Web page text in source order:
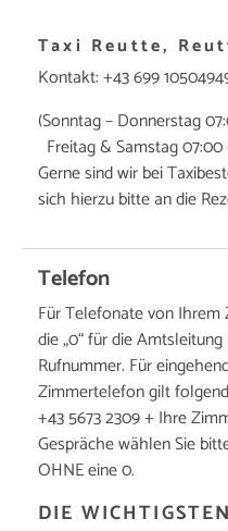
Taxi Reutte,
Kontakt: +43 699
(Sonntag – Donnerstag
Freitag & Samstag
Gerne sind wir bei
sich hierzu bitte an die
Telefon
Für Telefonate von
die „0“ für die
Rufnummer. Für
Zimmertelefon gilt
+43 5673 2309 + Ihre
Gespräche wählen Sie
OHNE eine 0.
DIE